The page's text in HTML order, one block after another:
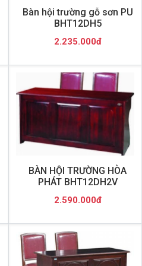
Bàn hội trường gỗ sơn PU
BHT12DH5
2.235.000đ
BÀN HỘI TRƯỜNG HÒA
PHÁT BHT12DH2V
2.590.000đ